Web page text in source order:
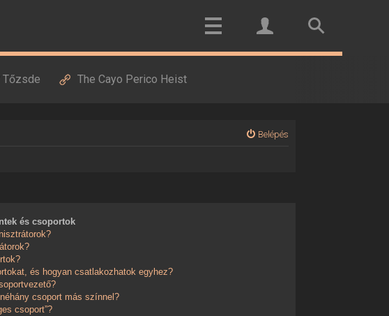
Tőzsde The Cayo Perico Heist
Belépés
és csoportok
és hogyan csatlakozhatok egyhez?
csoport más színnel?
csoport”?